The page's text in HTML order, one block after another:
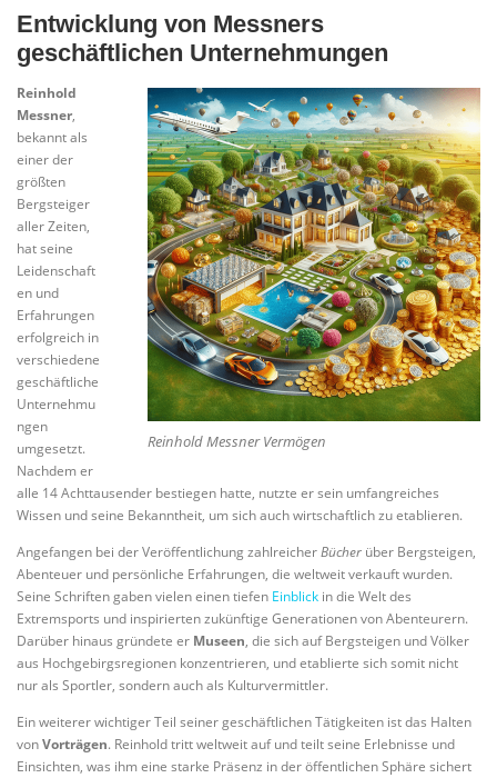
Entwicklung von Messners
geschäftlichen Unternehmungen
Reinhold Messner Vermögen
Reinhold
Messner,
bekannt als
einer der
größten
Bergsteiger
aller Zeiten,
hat seine
Leidenschaft
en und
Erfahrungen
erfolgreich in
verschiedene
geschäftliche
Unternehmu
ngen
umgesetzt.
Nachdem er
alle 14 Achttausender bestiegen hatte, nutzte er sein umfangreiches
Wissen und seine Bekanntheit, um sich auch wirtschaftlich zu etablieren.
Angefangen bei der Veröffentlichung zahlreicherBücher über Bergsteigen,
Abenteuer und persönliche Erfahrungen, die weltweit verkauft wurden.
Seine Schriften gaben vielen einen tiefen Einblick in die Welt des
Extremsports und inspirierten zukünftige Generationen von Abenteurern.
Darüber hinaus gründete er Museen, die sich auf Bergsteigen und Völker
aus Hochgebirgsregionen konzentrieren, und etablierte sich somit nicht
nur als Sportler, sondern auch als Kulturvermittler.
Ein weiterer wichtiger Teil seiner geschäftlichen Tätigkeiten ist das Halten
vonVorträgen. Reinhold tritt weltweit auf und teilt seine Erlebnisse und
Einsichten, was ihm eine starke Präsenz in der öffentlichen Sphäre sichert